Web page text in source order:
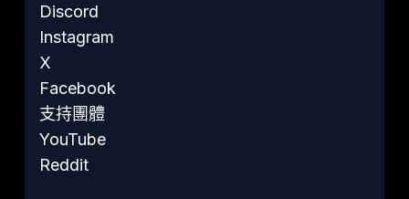
Discord
Instagram
X
Facebook
支持團體
YouTube
Reddit